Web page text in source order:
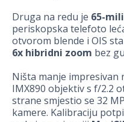
Druga na redu je 65-
periskopska telefoto
otvorom blende i OIS
6x hibridni zoom bez
Ništa manje impresivan
IMX890 objektiv s f/2.2
strane smjestio se 32
kamere. Kalibraciju